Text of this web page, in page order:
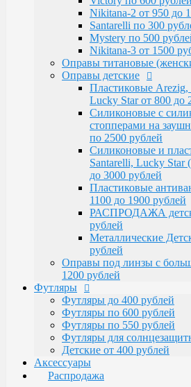
Santarelli, Lucky Star
до 3000 рублей
Пластиковые
1100 до 1900 рублей
РАСПРОДАЖА
Металлические
рублей
Оправы под линзы с
1200 рублей
Футляры до 400 рублей
Футляры по 600 рублей
Футляры по 550 рублей
Футляры для
Детские от 400 рублей
Распродажа
Nikitana-2 от 950 до
Santarelli по 300
Mystery по 500
Nikitana-3 от 1500
Оправы титановые
Оправы детские
Пластиковые
Lucky Star от 800 до
Силиконовые с
стопперами на
по 2500 рублей
Силиконовые и
Santarelli, Lucky Star
до 3000 рублей
Пластиковые
1100 до 1900 рублей
РАСПРОДАЖА
рублей
Металлические
рублей
Оправы под линзы с
1200 рублей
Футляры
Футляры до 400 рублей
Футляры по 600 рублей
Футляры по 550 рублей
Футляры для
Детские от 400 рублей
Аксессуары
Распродажа